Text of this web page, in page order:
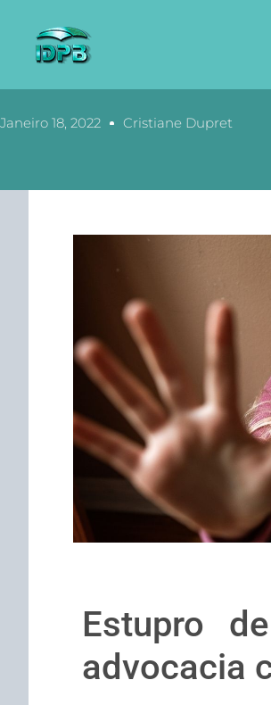
Janeiro 18, 2022 Cristiane Dupret
Estupro
advocacia